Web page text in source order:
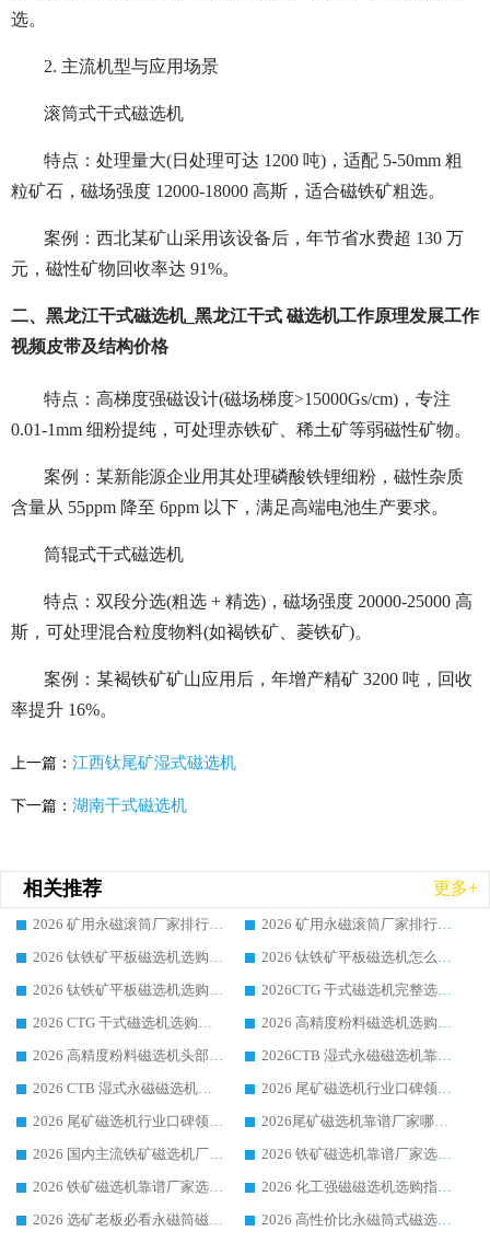
选。
2. 主流机型与应用场景
滚筒式干式磁选机
特点：处理量大(日处理可达 1200 吨)，适配 5-50mm 粗
粒矿石，磁场强度 12000-18000 高斯，适合磁铁矿粗选。
案例：西北某矿山采用该设备后，年节省水费超 130 万
元，磁性矿物回收率达 91%。
二、黑龙江干式磁选机_黑龙江干式 磁选机工作原理发展工作
视频皮带及结构价格
特点：高梯度强磁设计(磁场梯度>15000Gs/cm)，专注
0.01-1mm 细粉提纯，可处理赤铁矿、稀土矿等弱磁性矿物。
案例：某新能源企业用其处理磷酸铁锂细粉，磁性杂质
含量从 55ppm 降至 6ppm 以下，满足高端电池生产要求。
筒辊式干式磁选机
特点：双段分选(粗选 + 精选)，磁场强度 20000-25000 高
斯，可处理混合粒度物料(如褐铁矿、菱铁矿)。
案例：某褐铁矿矿山应用后，年增产精矿 3200 吨，回收
率提升 16%。
上一篇： 江西钛尾矿湿式磁选机
下一篇： 湖南干式磁选机
相关推荐 更多+
2026 矿用永磁滚筒厂家排行榜选购干货指南 行业口碑标杆华体会手机网页版-华体会(中国) 实力出众
2026 矿用永磁滚筒厂家排行榜选购指南，行业口碑领域强者华体会手机网页版-华体会(中国)
2026 钛铁矿平板磁选机选购全攻略 市场公认优质品牌厂家实力排行榜
2026 钛铁矿平板磁选机怎么选 靠谱生产企业实力排行榜选购参考攻略
2026 钛铁矿平板磁选机选购指南 行业口碑优选品牌生产企业实力排行榜
2026CTG 干式磁选机完整选购指南 行业口碑顶尖靠谱生产龙头厂家实力推荐
2026 CTG 干式磁选机选购指南|行业口碑靠谱生产厂家领域强者推荐
2026 高精度粉料磁选机选购全攻略 行业优质品牌华体会手机网页版-华体会(中国) 实力深度解析
2026 高精度粉料磁选机头部厂家选购指南 行业口碑靠谱品牌推荐 领域强者华体会手机网页版-华体会(中国) 解析
2026CTB 湿式永磁磁选机靠谱厂家实力排行榜 铁矿选矿设备采购全流程选购指南
2026 CTB 湿式永磁磁选机选购指南|行业口碑良好品牌推荐，领域强者华体会手机网页版-华体会(中国)
2026 尾矿磁选机行业口碑领域强者，源头直供国内主流厂家华体会手机网页版-华体会(中国) 一站式服务
2026 尾矿磁选机行业口碑领域强者，源头直供国内主流厂家华体会手机网页版-华体会(中国) 一站式服务
2026尾矿磁选机靠谱厂家哪家好 行业口碑领域强者华体会手机网页版-华体会(中国) 推荐
2026 国内主流铁矿磁选机厂家选购指南|行业口碑好品牌推荐，领域强者华体会手机网页版-华体会(中国)
2026 铁矿磁选机靠谱厂家选购全攻略 行业标杆华体会手机网页版-华体会(中国) 设备性价比出众
2026 铁矿磁选机靠谱厂家选购指南，领域强者华体会手机网页版-华体会(中国) 铁矿磁选机性价比高
2026 化工强磁磁选机选购指南 5 家行业口碑靠谱厂家领域强者推荐
2026 选矿老板必看永磁筒磁选机推荐 行业头部品牌口碑设备选购全攻略
2026 高性价比永磁筒式磁选机品牌盘点 行业强者口碑实测选购完整指南